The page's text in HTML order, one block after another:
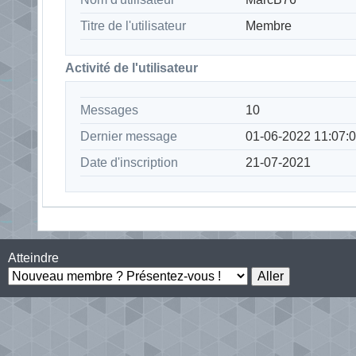
Titre de l'utilisateur
Membre
Activité de l'utilisateur
Messages
10
Dernier message
01-06-2022
Date d'inscription
21-07-2021
Atteindre